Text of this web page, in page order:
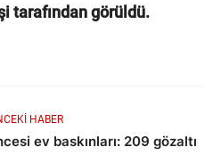
tarafından görüldü.
HABER
ev baskınları: 209 gözaltı